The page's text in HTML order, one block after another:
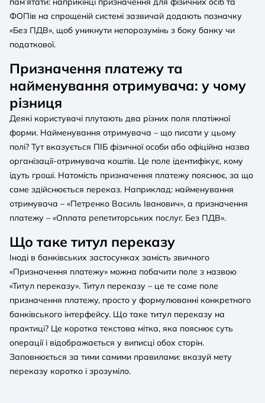
ФОПів на спрощеній системі зазвичай додають позначку
«Без ПДВ», щоб уникнути непорозумінь з боку банку чи
податкової.
Призначення платежу та
найменування отримувача: у чому
різниця
Деякі користувачі плутають два різних поля платіжної
форми. Найменування отримувача – що писати у цьому
полі? Тут вказується ПІБ фізичної особи або офіційна назва
організації-отримувача коштів. Це поле ідентифікує, кому
ідуть гроші. Натомість призначення платежу пояснює, за що
саме здійснюється переказ. Наприклад: найменування
отримувача – «Петренко Василь Іванович», а призначення
платежу – «Оплата репетиторських послуг. Без ПДВ».
Що таке титул переказу
Іноді в банківських застосунках замість звичного
«Призначення платежу» можна побачити поле з назвою
«Титул переказу». Титул переказу – це те саме поле
призначення платежу, просто у формулюванні конкретного
банківського інтерфейсу. Що таке титул переказу на
практиці? Це коротка текстова мітка, яка пояснює суть
операції і відображається у виписці обох сторін.
Заповнюється за тими самими правилами: вказуй мету
переказу коротко і зрозуміло.